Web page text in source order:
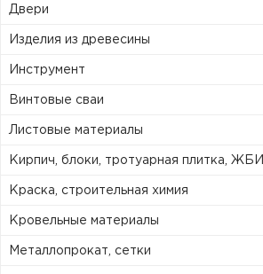
Двери
Изделия из древесины
Инструмент
Винтовые сваи
Листовые материалы
Кирпич, блоки, тротуарная плитка, ЖБИ
Краска, строительная химия
Кровельные материалы
Металлопрокат, сетки